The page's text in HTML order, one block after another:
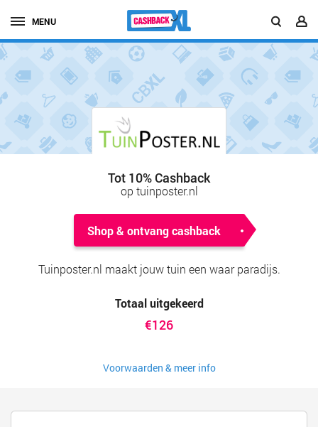
MENU
Tot 10% Cashback
op tuinposter.nl
Shop & ontvang cashback
Tuinposter.nl maakt jouw tuin een waar paradijs.
Totaal uitgekeerd
€126
Voorwaarden & meer info